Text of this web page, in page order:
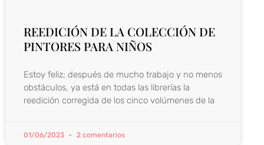
REEDICIÓN DE LA COLECCIÓN DE
PINTORES PARA NIÑOS
Estoy feliz; después de mucho trabajo y no menos
obstáculos, ya está en todas las librerías la
reedición corregida de los cinco volúmenes de la
01/06/2023 2 comentarios